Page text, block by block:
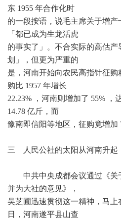
东 1955 年合作化时
的一段按语，说毛主席关于增产
「都已成为生龙活虎
的事实了」。不合实际的高估
划」，但更为严重的
是，河南开始向农民高指针征购
购比 1957 年增长
22.23% ，河南则增加了 55% ，
14.78 亿斤，而
豫南即信阳等地区，征购竟增加
三 人民公社的太阳从河南升起
中共中央成都会议通过《关
并为大社的意见》，
吴芝圃迅速贯彻这一精神，马上
日，河南遂平县山查